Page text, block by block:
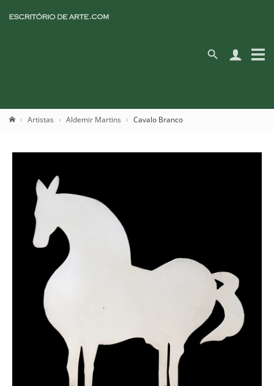
Artistas Aldemir Martins Cavalo Branco